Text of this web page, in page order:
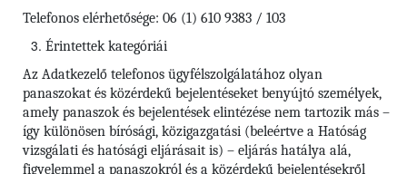
Telefonos elérhetősége: 06 (1) 610 9383 / 103
Érintettek kategóriái
Az Adatkezelő telefonos ügyfélszolgálatához olyan
panaszokat és közérdekű bejelentéseket benyújtó személyek,
amely panaszok és bejelentések elintézése nem tartozik más –
így különösen bírósági, közigazgatási (beleértve a Hatóság
vizsgálati és hatósági eljárásait is) – eljárás hatálya alá,
figyelemmel a panaszokról és a közérdekű bejelentésekről